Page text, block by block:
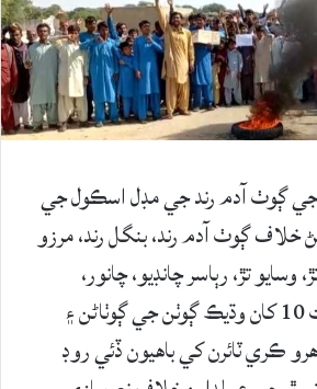
جي ڳوٺ آدم رند جي مڊل اسڪول جي
خلاف ڳوٺ آدم رند، بنگل رند، مرزو
وسايو تڙ، رٻاسر چانڊيو، چانور،
ڪيسراڙ ۽ هيرار سميت 10 کان وڌيڪ ڳوٺن جي ڳوٺاڻن ۽
ڪري ٽائرن کي باهيون ڏئي روڊ